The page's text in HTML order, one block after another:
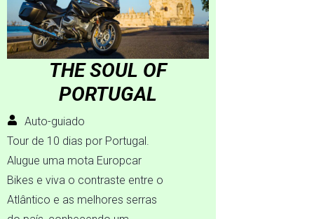
THE SOUL OF
PORTUGAL
Auto-guiado
Tour de 10 dias por Portugal.
Alugue uma mota Europcar
Bikes e viva o contraste entre o
Atlântico e as melhores serras